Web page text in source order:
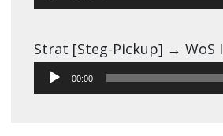
Strat [Steg-Pickup] → WoS
Audio-00:00